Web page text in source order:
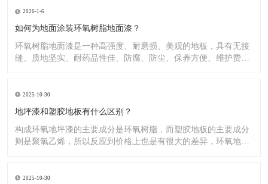
2026-1-6
如何为地面涂装环氧树脂地面漆？
环氧树脂地面漆是一种高强度、耐磨损、美观的地板，具有无接
缝、质地坚实、耐药品性佳、防腐、防尘、保养方便、维护费用
2025-10-30
地坪漆和塑胶地板有什么区别？
构成环氧地坪漆的主要成分是环氧树脂，而塑胶地板的主要成分
则是聚氯乙烯，所以反应到价格上也是有很大的差异，环氧地坪
2025-10-30